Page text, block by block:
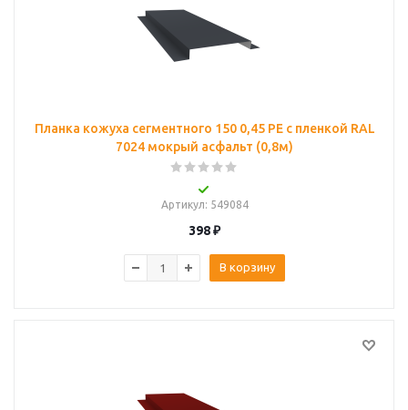
Планка кожуха сегментного 150 0,45 PE с пленкой RAL
7024 мокрый асфальт (0,8м)
Артикул: 549084
398₽
В корзину